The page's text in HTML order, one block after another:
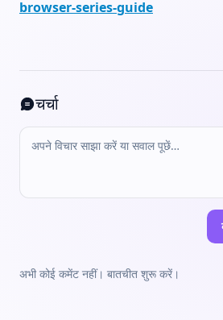
browser-series-guide
चर्चा
अभी कोई कमेंट नहीं। बातचीत शुरू करें।